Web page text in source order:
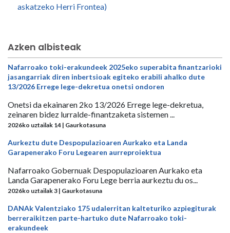
askatzeko Herri Frontea)
Azken albisteak
Nafarroako toki-erakundeek 2025eko superabita finantzarioki
jasangarriak diren inbertsioak egiteko erabili ahalko dute
13/2026 Errege lege-dekretua onetsi ondoren
Onetsi da ekainaren 2ko 13/2026 Errege lege-dekretua,
zeinaren bidez lurralde-finantzaketa sistemen ...
2026ko uztailak 14 | Gaurkotasuna
Aurkeztu dute Despopulazioaren Aurkako eta Landa
Garapenerako Foru Legearen aurreproiektua
Nafarroako Gobernuak Despopulazioaren Aurkako eta
Landa Garapenerako Foru Lege berria aurkeztu du os...
2026ko uztailak 3 | Gaurkotasuna
DANAk Valentziako 175 udalerritan kalteturiko azpiegiturak
berreraikitzen parte-hartuko dute Nafarroako toki-
erakundeek